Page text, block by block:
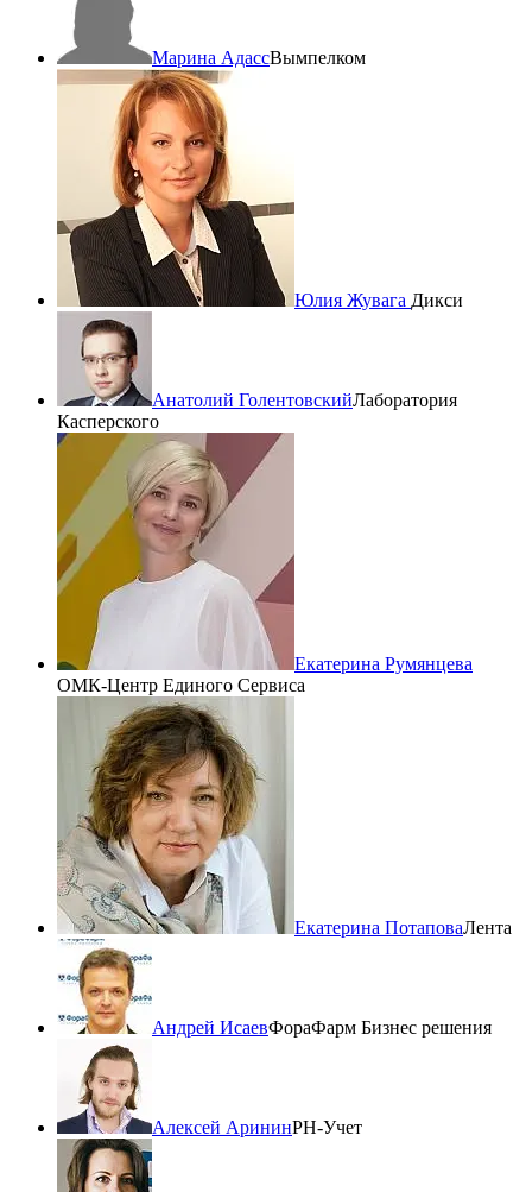
Марина АдассВымпелком
Юлия Жувага Дикси
Анатолий ГолентовскийЛаборатория
Касперского
Екатерина Румянцева
ОМК-Центр Единого Сервиса
Екатерина ПотаповаЛента
Андрей ИсаевФораФарм Бизнес решения
Алексей АрининРН-Учет